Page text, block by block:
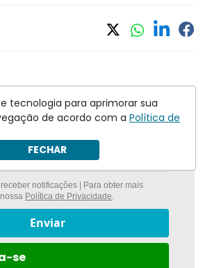
ficar bem informado com
O
Antagonista
notificações | Para obter mais
Política de Privacidade
Enviar
se
tecnologia para aprimorar sua
de acordo com a Política de
FECHAR